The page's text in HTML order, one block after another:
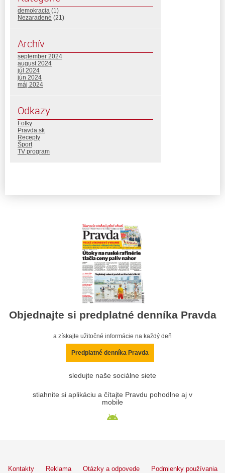
demokracia (1)
Nezaradené (21)
Archív
september 2024
august 2024
júl 2024
jún 2024
máj 2024
Odkazy
Fotky
Pravda.sk
Recepty
Šport
TV program
Objednajte si predplatné denníka Pravda
a získajte užitočné informácie na každý deň
Predplatné denníka Pravda
sledujte naše sociálne siete
stiahnite si aplikáciu a čítajte Pravdu pohodlne aj v
mobile
Kontakty Reklama Otázky a odpovede Podmienky používania